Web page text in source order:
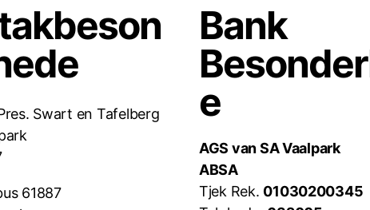
Swart en Tafelberg
61887
Bank
e
AGS van SA Vaalpark
ABSA
Tjek Rek. 01030200345